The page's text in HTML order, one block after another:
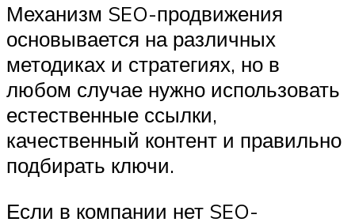
Механизм SEO-продвижения
основывается на различных
методиках и стратегиях, но в
любом случае нужно использовать
естественные ссылки,
качественный контент и правильно
подбирать ключи.
Если в компании нет SEO-